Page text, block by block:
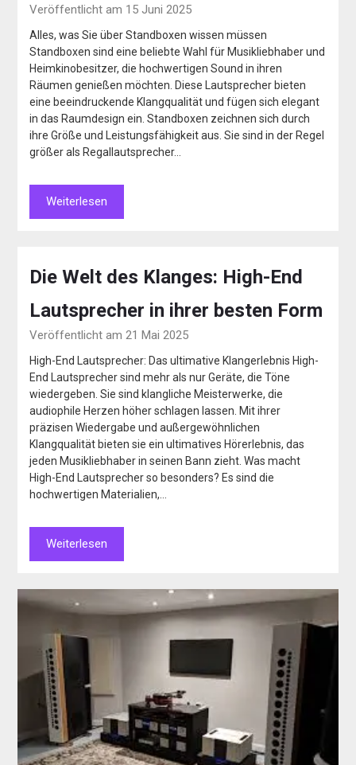
Veröffentlicht am 15 Juni 2025
Alles, was Sie über Standboxen wissen müssen
Standboxen sind eine beliebte Wahl für Musikliebhaber und
Heimkinobesitzer, die hochwertigen Sound in ihren
Räumen genießen möchten. Diese Lautsprecher bieten
eine beeindruckende Klangqualität und fügen sich elegant
in das Raumdesign ein. Standboxen zeichnen sich durch
ihre Größe und Leistungsfähigkeit aus. Sie sind in der Regel
größer als Regallautsprecher…
Weiterlesen
Die Welt des Klanges: High-End
Lautsprecher in ihrer besten Form
Veröffentlicht am 21 Mai 2025
High-End Lautsprecher: Das ultimative Klangerlebnis High-
End Lautsprecher sind mehr als nur Geräte, die Töne
wiedergeben. Sie sind klangliche Meisterwerke, die
audiophile Herzen höher schlagen lassen. Mit ihrer
präzisen Wiedergabe und außergewöhnlichen
Klangqualität bieten sie ein ultimatives Hörerlebnis, das
jeden Musikliebhaber in seinen Bann zieht. Was macht
High-End Lautsprecher so besonders? Es sind die
hochwertigen Materialien,…
Weiterlesen